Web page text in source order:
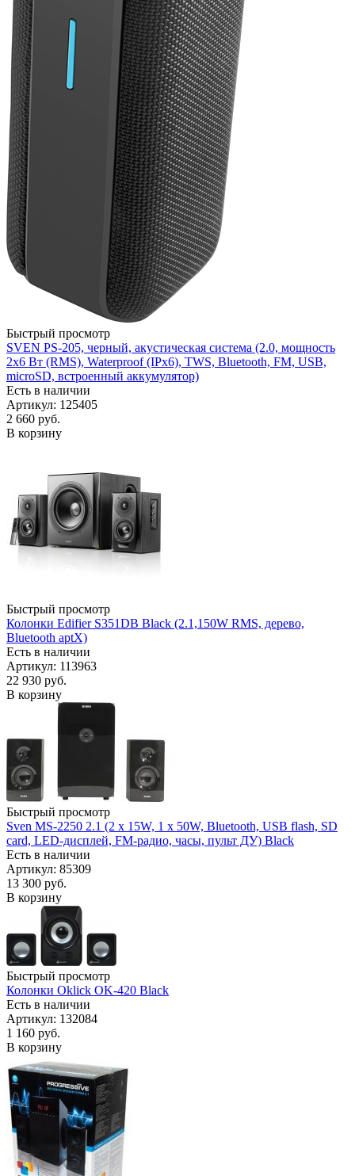
Быстрый просмотр
SVEN PS-205, черный, акустическая система (2.0, мощность
2x6 Вт (RMS), Waterproof (IPx6), TWS, Bluetooth, FM, USB,
microSD, встроенный аккумулятор)
Есть в наличии
Артикул: 125405
2 660 руб.
В корзину
Быстрый просмотр
Колонки Edifier S351DB Black (2.1,150W RMS, дерево,
Bluetooth aptX)
Есть в наличии
Артикул: 113963
22 930 руб.
В корзину
Быстрый просмотр
Sven MS-2250 2.1 (2 x 15W, 1 х 50W, Bluetooth, USB flash, SD
card, LED-дисплей, FM-радио, часы, пульт ДУ) Black
Есть в наличии
Артикул: 85309
13 300 руб.
В корзину
Быстрый просмотр
Колонки Oklick OK-420 Black
Есть в наличии
Артикул: 132084
1 160 руб.
В корзину